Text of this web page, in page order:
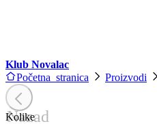
Klub Novalac
Početna stranica Proizvodi
Nazad
Kolike